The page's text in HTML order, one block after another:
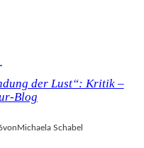
der Lust“: Kritik –
Blog
vonMichaela Schabel